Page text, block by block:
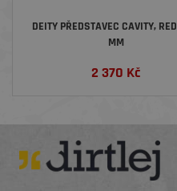
DEITY PŘEDSTAVEC CAVITY,
MM
2 370 Kč